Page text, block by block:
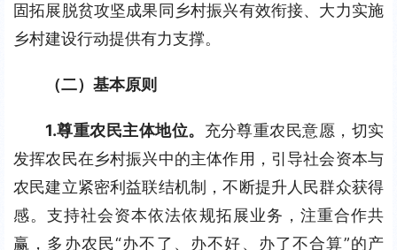
固拓展脱贫攻坚成果同乡村振兴有效衔接、大力实施
乡村建设行动提供有力支撑。
（二）基本原则
1.尊重农民主体地位。 充分尊重农民意愿，切实
发挥农民在乡村振兴中的主体作用，引导社会资本与
农民建立紧密利益联结机制，不断提升人民群众获得
感。支持社会资本依法依规拓展业务，注重合作共
赢，多办农民“办不了、办不好、办了不合算”的产